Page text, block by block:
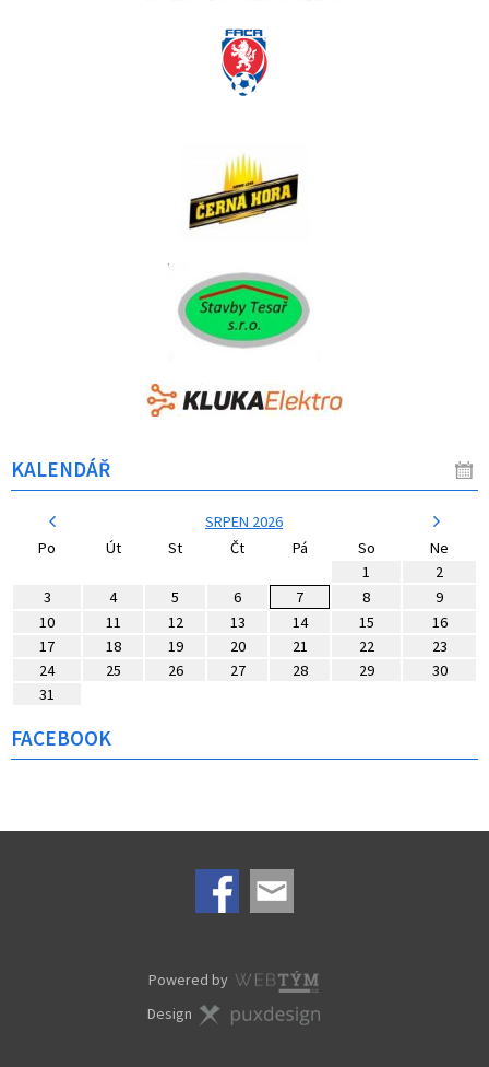
KALENDÁŘ
SRPEN 2026
Po
Út St Čt Pá So
Ne
1
2
3
4 5 6 7 8
9
10
11 12 13 14 15
16
17
18 19 20 21 22
23
24
25 26 27 28 29
30
31
FACEBOOK
Powered by
Design